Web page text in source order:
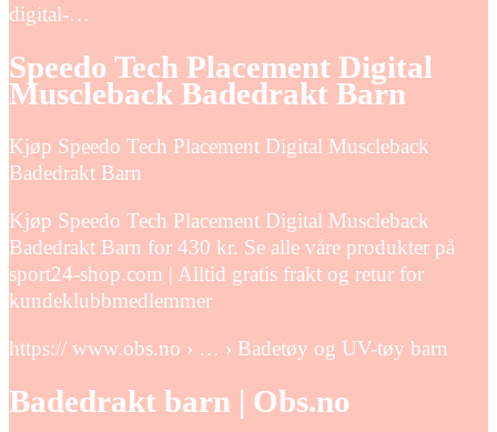
digital-…
Speedo Tech Placement Digital
Muscleback Badedrakt Barn
Kjøp Speedo Tech Placement Digital Muscleback
Badedrakt Barn
Kjøp Speedo Tech Placement Digital Muscleback
Badedrakt Barn for 430 kr. Se alle våre produkter på
sport24-shop.com | Alltid gratis frakt og retur for
kundeklubbmedlemmer
https:// www.obs.no › … › Badetøy og UV-tøy barn
Badedrakt barn | Obs.no